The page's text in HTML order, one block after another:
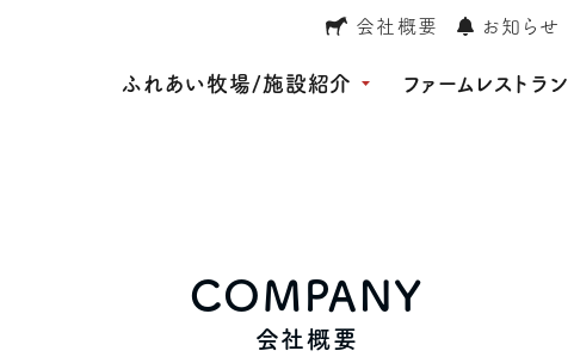
会社概要 お知らせ
ふれあい牧場/施設紹介 ファームレストラン
COMPANY
会社概要